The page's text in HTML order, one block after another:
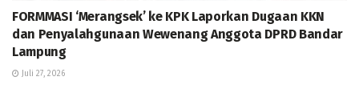
FORMMASI ‘Merangsek’ ke KPK Laporkan Dugaan KKN
dan Penyalahgunaan Wewenang Anggota DPRD Bandar
Lampung
Juli 27, 2026